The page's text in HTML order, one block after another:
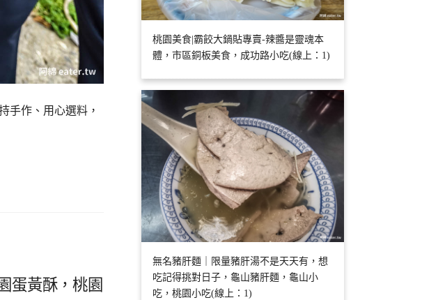
手作、用心選料，
蛋黃酥，桃園
桃園美食|霸餃大鍋貼專賣-辣醬是靈魂本
體，市區銅板美食，成功路小吃(線上：1)
無名豬肝麵｜限量豬肝湯不是天天有，想
吃記得挑對日子，龜山豬肝麵，龜山小
吃，桃園小吃(線上：1)